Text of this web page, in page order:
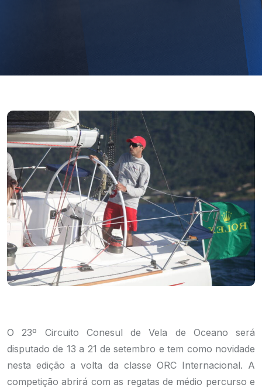
O 23º Circuito Conesul de Vela de Oceano será
disputado de 13 a 21 de setembro e tem como novidade
nesta edição a volta da classe ORC Internacional. A
competição abrirá com as regatas de médio percurso e